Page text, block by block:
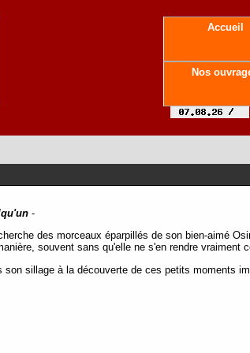
Accueil
Nos
-
des morceaux éparpillés de son bien-aimé
souvent sans qu'elle ne s'en rendre
sillage à la découverte de ces petits moments